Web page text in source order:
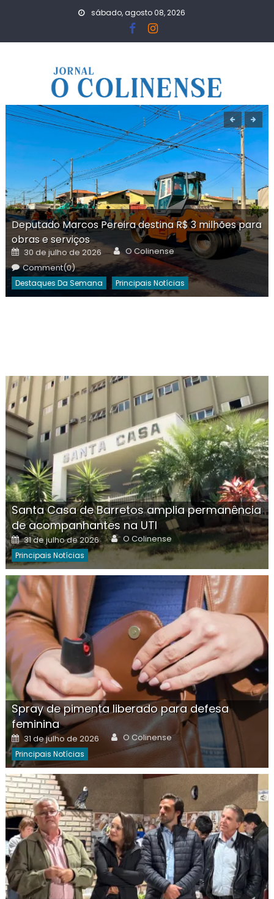
sábado, agosto 08, 2026
Deputado Marcos Pereira destina R$ 3 milhões para
obras e serviços
Posted
on
30 de julho de 2026 Author
O Colinense
Comment(0)
Destaques Da Semana Principais Notícias
Santa Casa de Barretos amplia permanência
de acompanhantes na UTI
Posted
on
31 de julho de 2026 Author
O Colinense
Principais Notícias
Spray de pimenta liberado para defesa
feminina
Posted
on
31 de julho de 2026 Author
O Colinense
Principais Notícias